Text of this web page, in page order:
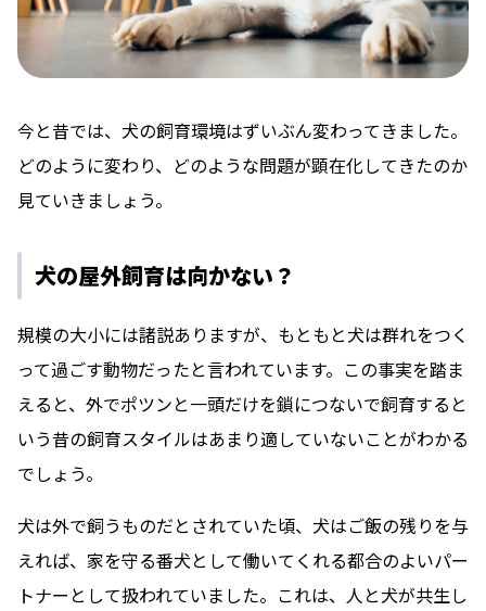
今と昔では、犬の飼育環境はずいぶん変わってきました。
どのように変わり、どのような問題が顕在化してきたのか
見ていきましょう。
犬の屋外飼育は向かない？
規模の大小には諸説ありますが、もともと犬は群れをつく
って過ごす動物だったと言われています。この事実を踏ま
えると、外でポツンと一頭だけを鎖につないで飼育すると
いう昔の飼育スタイルはあまり適していないことがわかる
でしょう。
犬は外で飼うものだとされていた頃、犬はご飯の残りを与
えれば、家を守る番犬として働いてくれる都合のよいパー
トナーとして扱われていました。これは、人と犬が共生し